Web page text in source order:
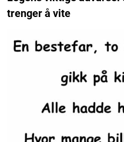
trenger å vite